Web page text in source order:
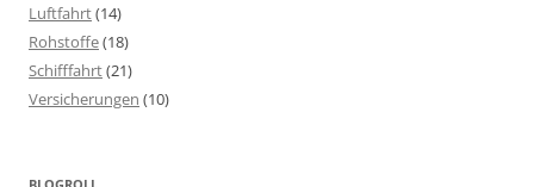
Luftfahrt(14)
Rohstoffe(18)
Schifffahrt(21)
Versicherungen (10)